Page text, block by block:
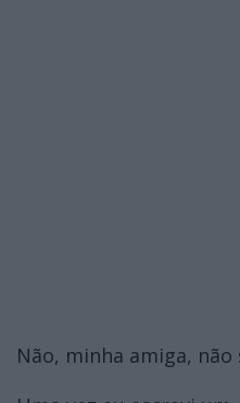
Não, minha amiga,